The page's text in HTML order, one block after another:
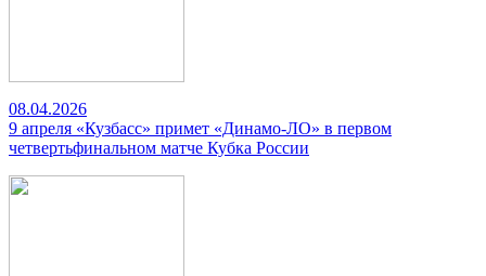
08.04.2026
9 апреля «Кузбасс» примет «Динамо-ЛО» в первом
четвертьфинальном матче Кубка России